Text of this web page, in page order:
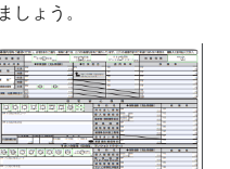
しょう。